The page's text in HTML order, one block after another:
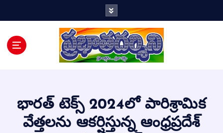
భారత్ టెక్స్ 2024లో పారిశ్రామిక
వేత్తలను ఆకర్షిస్తున్న ఆంధ్రప్రదేశ్